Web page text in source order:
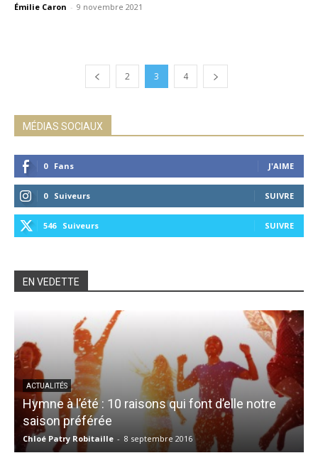
Émilie Caron - 9 novembre 2021
2 3 4
MÉDIAS SOCIAUX
0 Fans J'AIME
0 Suiveurs SUIVRE
546 Suiveurs SUIVRE
EN VEDETTE
ACTUALITÉS
Hymne à l’été : 10 raisons qui font d’elle notre
saison préférée
Chloé Patry Robitaille - 8 septembre 2016